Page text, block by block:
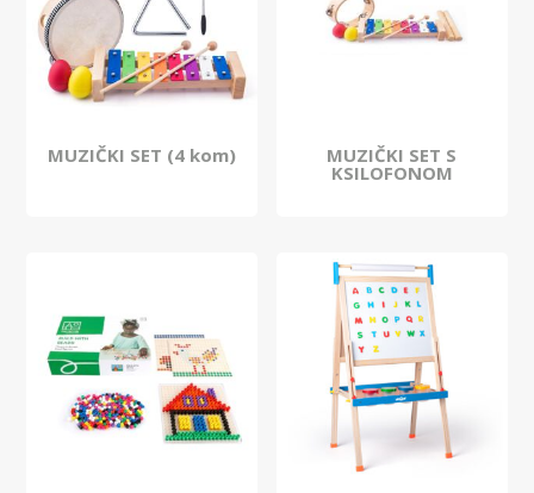
MUZIČKI SET (4 kom) MUZIČKI SET S
KSILOFONOM